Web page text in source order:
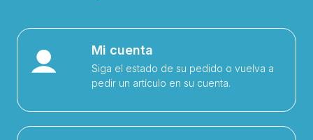
Mi cuenta
Siga el estado de su pedido o vuelva a
pedir un artículo en su cuenta.